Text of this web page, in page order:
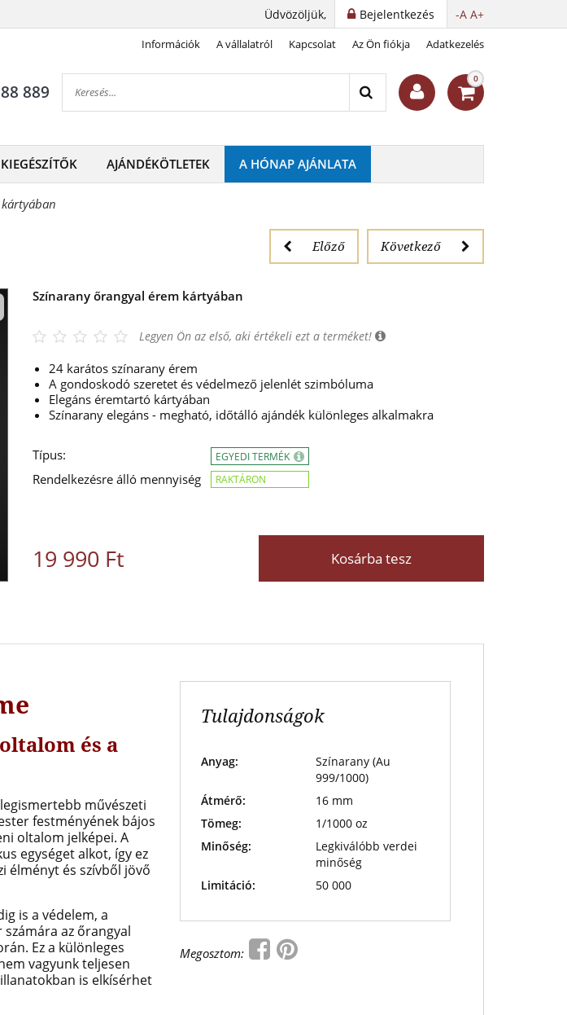
-A A+
Bejelentkezés
Üdvözöljük,
Információk A vállalatról Kapcsolat Az Ön fiókja Adatkezelés
889
0
KIEGÉSZÍTŐK AJÁNDÉKÖTLETEK A HÓNAP AJÁNLATA
Következő
Előző
Színarany őrangyal érem kártyában
Legyen Ön az első, aki értékeli ezt a terméket!
24 karátos színarany érem
A gondoskodó szeretet és védelmező jelenlét szimbóluma
Elegáns éremtartó kártyában
Színarany elegáns - megható, időtálló ajándék különleges alkalmakra
Típus:
Rendelkezésre álló mennyiség
EGYEDI TERMÉK
RAKTÁRON
19 990 Ft Kosárba tesz
és a
művészeti
festményének bájos
oltalom jelképei. A
egységet alkot, így ez
élményt és szívből jövő
is a védelem, a
az őrangyal
Ez a különleges
vagyunk teljesen
is elkísérhet
Tulajdonságok
Anyag:
Színarany (Au
999/1000)
Átmérő:
16 mm
Tömeg:
1/1000 oz
Minőség:
Legkiválóbb verdei
minőség
Limitáció:
50 000
Megosztom: